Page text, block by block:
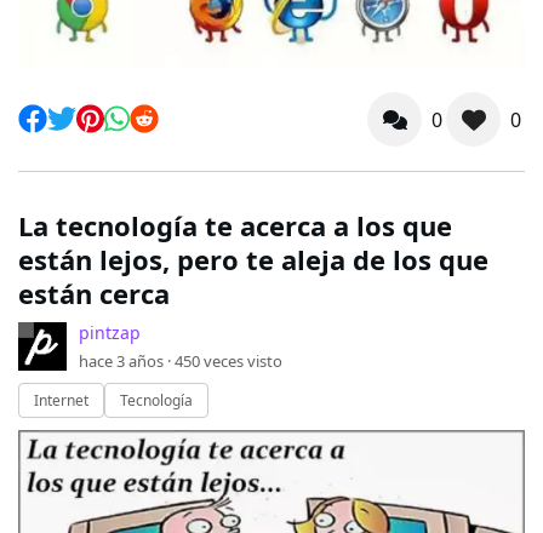
0 0
La tecnología te acerca a los que
están lejos, pero te aleja de los que
están cerca
pintzap
hace 3 años ·450veces visto
Internet Tecnología